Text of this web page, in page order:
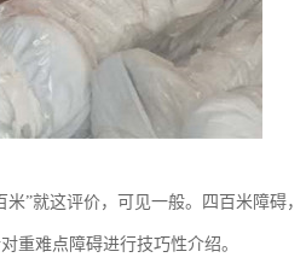
”就这评价，可见一般。四百米障碍，
重难点障碍进行技巧性介绍。